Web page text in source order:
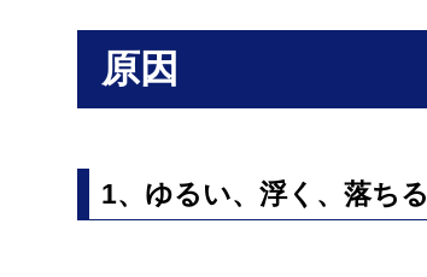
原因
1、ゆるい、浮く、落ちる